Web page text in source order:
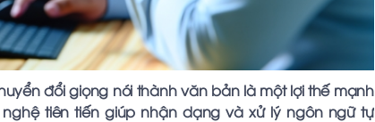
đổi giọng nói thành văn bản là một lợi thế mạnh
nghệ tiên tiến giúp nhận dạng và xử lý ngôn ngữ tự